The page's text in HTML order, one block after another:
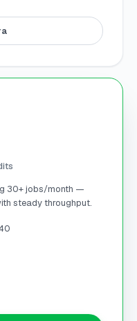
30+ jobs/month —
steady throughput.